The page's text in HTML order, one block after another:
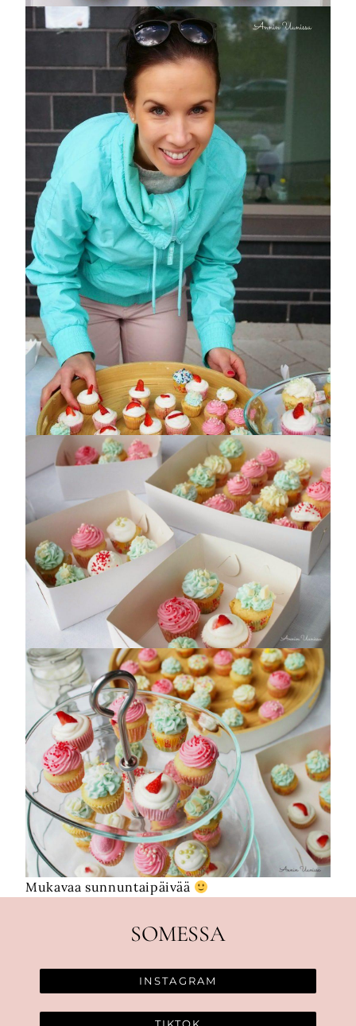
Mukavaa sunnuntaipäivää
SOMESSA
INSTAGRAM
TIKTOK